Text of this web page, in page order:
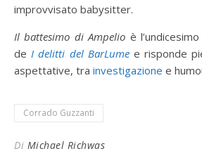
improvvisato babysitter.
Il battesimo di Ampelio è
de I delitti del BarLumee risponde
aspettative, tra investigazione e
Corrado Guzzanti
Di Michael Richwas